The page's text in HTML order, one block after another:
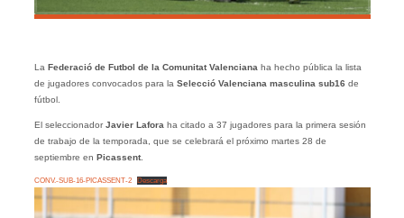
La Federació de Futbol de la Comunitat Valenciana ha hecho pública la lista
de jugadores convocados para la Selecció Valenciana masculina sub16 de
fútbol.
El seleccionadorJavier Lafora ha citado a 37 jugadores para la primera sesión
de trabajo de la temporada, que se celebrará el próximo martes 28 de
septiembre en Picassent.
CONV.-SUB-16-PICASSENT-2 Descarga